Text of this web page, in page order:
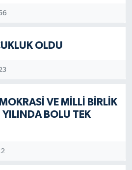
OLDU
VE MİLLİ BİRLİK
BOLU TEK